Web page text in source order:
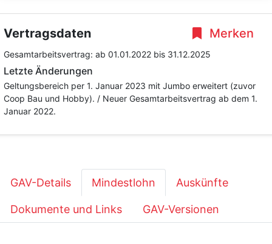
Merken
Vertragsdaten
Gesamtarbeitsvertrag: ab 01.01.2022 bis 31.12.2025
Letzte Änderungen
Geltungsbereich per 1. Januar 2023 mit Jumbo erweitert (zuvor
Coop Bau und Hobby). / Neuer Gesamtarbeitsvertrag ab dem 1.
Januar 2022.
GAV-Details Mindestlohn Auskünfte
Dokumente und Links GAV-Versionen